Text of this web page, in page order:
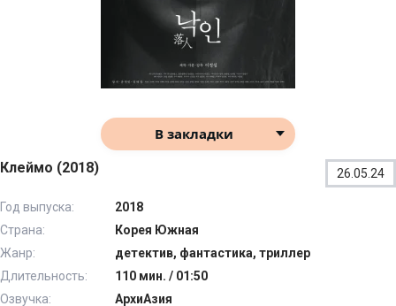
В закладки
Клеймо (2018) 26.05.24
Год выпуска:
2018
Страна:
Корея Южная
Жанр:
детектив, фантастика, триллер
Длительность:
110 мин. / 01:50
Озвучка:
АрхиАзия